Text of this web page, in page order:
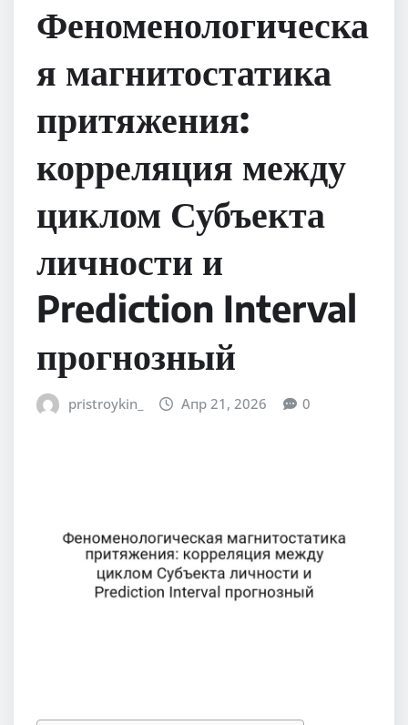
Феноменологическа
я магнитостатика
притяжения:
корреляция между
циклом Субъекта
личности и
Prediction Interval
прогнозный
pristroykin_ Апр 21, 2026 0